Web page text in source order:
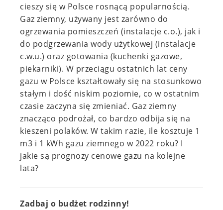
cieszy się w Polsce rosnącą popularnością.
Gaz ziemny, używany jest zarówno do
ogrzewania pomieszczeń (instalacje c.o.), jak i
do podgrzewania wody użytkowej (instalacje
c.w.u.) oraz gotowania (kuchenki gazowe,
piekarniki). W przeciągu ostatnich lat ceny
gazu w Polsce kształtowały się na stosunkowo
stałym i dość niskim poziomie, co w ostatnim
czasie zaczyna się zmieniać. Gaz ziemny
znacząco podrożał, co bardzo odbija się na
kieszeni polaków. W takim razie, ile kosztuje 1
m3 i 1 kWh gazu ziemnego w 2022 roku? I
jakie są prognozy cenowe gazu na kolejne
lata?
Zadbaj o budżet rodzinny!